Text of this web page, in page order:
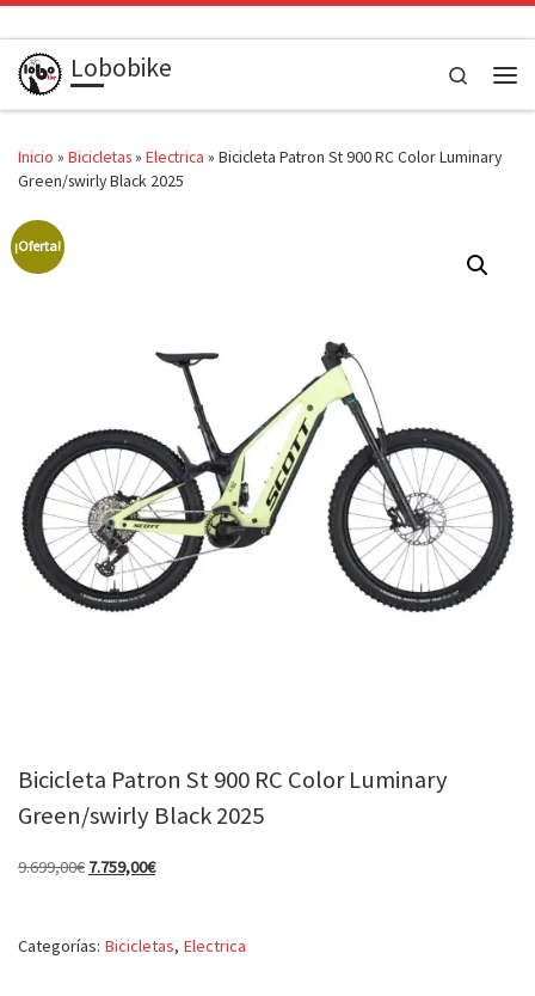
Saltar al contenido
Lobobike
Search
Inicio » Bicicletas» Electrica » Bicicleta Patron St 900 RC Color Luminary
Green/swirly Black 2025
¡Oferta!
Bicicleta Patron St 900 RC Color Luminary
Green/swirly Black 2025
9.699,00€ El precio original era: 9.699,00€.
7.759,00€El precio actual es: 7.759,00€.
Categorías: Bicicletas, Electrica